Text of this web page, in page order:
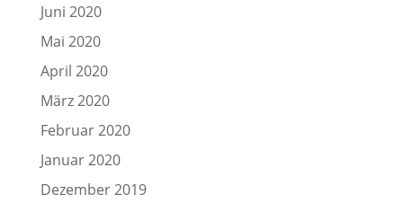
Juni 2020
Mai 2020
April 2020
März 2020
Februar 2020
Januar 2020
Dezember 2019